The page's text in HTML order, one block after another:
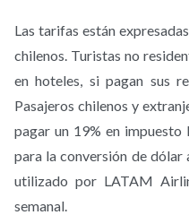
Las tarifas están
chilenos. Turistas no
en hoteles, si pagan sus
Pasajeros chilenos y
pagar un 19% en
para la conversión de dólar
utilizado por LATAM
semanal.